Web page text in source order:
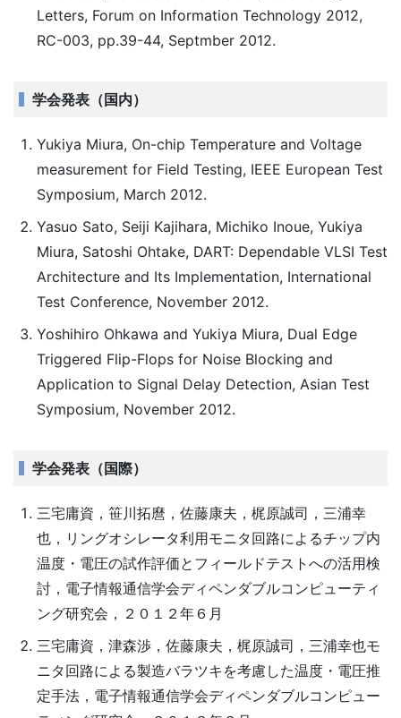
Letters, Forum on Information Technology 2012,
RC-003, pp.39-44, Septmber 2012.
学会発表（国内）
Yukiya Miura, On-chip Temperature and Voltage
measurement for Field Testing, IEEE European Test
Symposium, March 2012.
Yasuo Sato, Seiji Kajihara, Michiko Inoue, Yukiya
Miura, Satoshi Ohtake, DART: Dependable VLSI Test
Architecture and Its Implementation, International
Test Conference, November 2012.
Yoshihiro Ohkawa and Yukiya Miura, Dual Edge
Triggered Flip-Flops for Noise Blocking and
Application to Signal Delay Detection, Asian Test
Symposium, November 2012.
学会発表（国際）
三宅庸資，笹川拓麿，佐藤康夫，梶原誠司，三浦幸
也，リングオシレータ利用モニタ回路によるチップ内
温度・電圧の試作評価とフィールドテストへの活用検
討，電子情報通信学会ディペンダブルコンピューティ
ング研究会，２０１２年６月
三宅庸資，津森渉，佐藤康夫，梶原誠司，三浦幸也モ
ニタ回路による製造バラツキを考慮した温度・電圧推
定手法，電子情報通信学会ディペンダブルコンピュー